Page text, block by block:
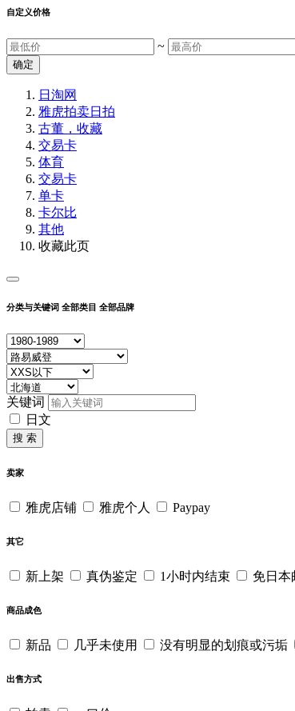
自定义价格
~
确定
日淘网
雅虎拍卖日拍
古董，收藏
交易卡
体育
交易卡
单卡
卡尔比
其他
收藏此页
分类与关键词 全部类目 全部品牌
关键词
日文
搜 索
卖家
雅虎店铺 雅虎个人 Paypay
其它
新上架 真伪鉴定 1小时内结束 免日本
商品成色
新品 几乎未使用 没有明显的划痕或污垢
出售方式